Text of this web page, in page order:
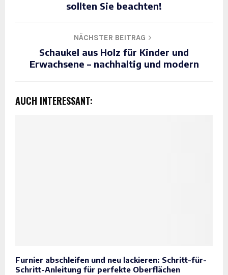
sollten Sie beachten!
NÄCHSTER BEITRAG
Schaukel aus Holz für Kinder und
Erwachsene – nachhaltig und modern
AUCH INTERESSANT:
Furnier abschleifen und neu lackieren: Schritt-für-
Schritt-Anleitung für perfekte Oberflächen